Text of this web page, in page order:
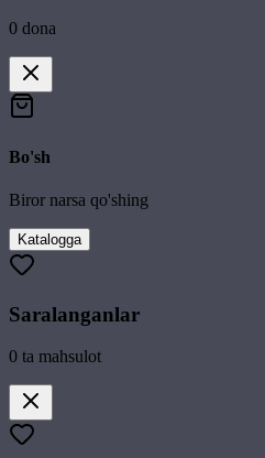
0 dona
Bo'sh
Biror narsa qo'shing
Katalogga
Saralanganlar
0 ta mahsulot